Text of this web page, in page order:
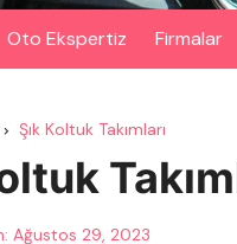
Oto Ekspertiz Firmalar
Şık Koltuk Takımları
Ağustos 29, 2023